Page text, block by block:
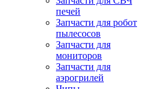
печей
Запчасти для робот
пылесосов
Запчасти для
мониторов
Запчасти для
аэрогрилей